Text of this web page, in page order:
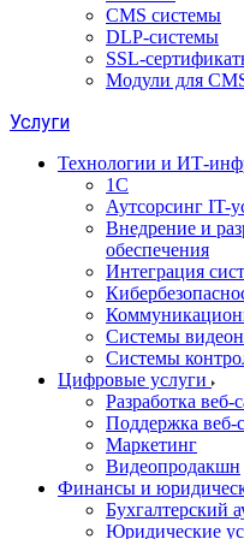
CMS системы
DLP‑системы
SSL-
Модули для
Услуги
Технологии и ИТ-
1С
Аутсорсинг IT-
Внедрение и
обеспечения
Интеграция
Системы
Системы
Цифровые услуги
Разработка веб-
Поддержка веб-
Маркетинг
Видеопродакшн
Финансы и
Бухгалтерский
Юридические